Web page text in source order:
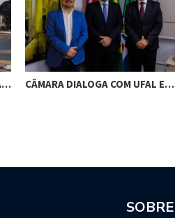
CÂMARA DIALOGA COM UFAL E…